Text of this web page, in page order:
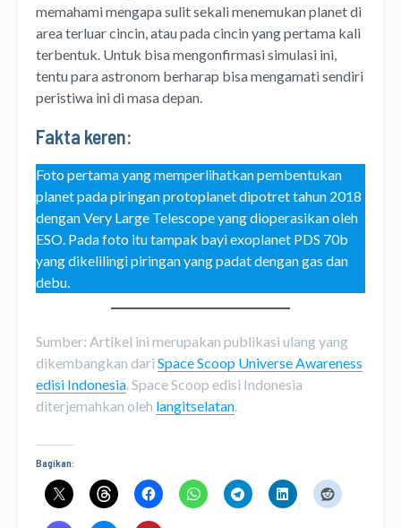
memahami mengapa sulit sekali menemukan planet di
area terluar cincin, atau pada cincin yang pertama kali
terbentuk. Untuk bisa mengonfirmasi simulasi ini,
tentu para astronom berharap bisa mengamati sendiri
peristiwa ini di masa depan.
Fakta keren:
Foto pertama yang memperlihatkan pembentukan
planet pada piringan protoplanet dipotret tahun 2018
dengan Very Large Telescope yang dioperasikan oleh
ESO. Pada foto itu tampak bayi exoplanet PDS 70b
yang dikelilingi piringan yang padat dengan gas dan
debu.
Sumber: Artikel ini merupakan publikasi ulang yang
dikembangkan dari Space Scoop Universe Awareness
edisi Indonesia. Space Scoop edisi Indonesia
diterjemahkan oleh langitselatan.
Bagikan: